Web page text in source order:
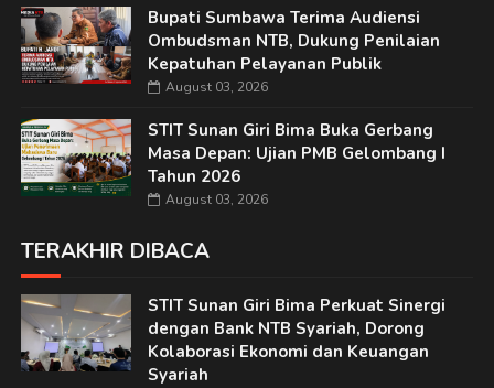
Bupati Sumbawa Terima Audiensi
Ombudsman NTB, Dukung Penilaian
Kepatuhan Pelayanan Publik
August 03, 2026
STIT Sunan Giri Bima Buka Gerbang
Masa Depan: Ujian PMB Gelombang I
Tahun 2026
August 03, 2026
TERAKHIR DIBACA
STIT Sunan Giri Bima Perkuat Sinergi
dengan Bank NTB Syariah, Dorong
Kolaborasi Ekonomi dan Keuangan
Syariah